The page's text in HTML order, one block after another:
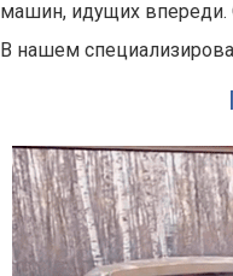
машин, идущих впереди.
В нашем